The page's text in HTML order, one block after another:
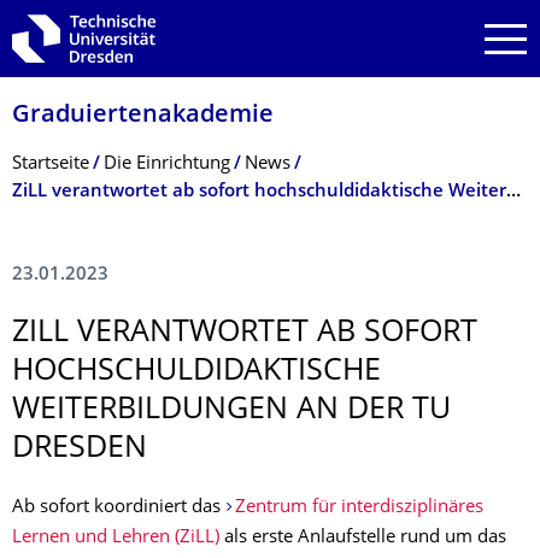
Zur Hauptnavigation springen
Zur Suche springen
Zum Inhalt springen
Graduiertenakade­mie
Breadcrumb-Menü
Startseite Die Einrichtung
News
ZiLL verantwortet ab sofort hochschuldidaktische Weiterbildungen an der TU Dresden
23.01.2023
ZILL VERANTWORTET AB SOFORT
HOCHSCHULDIDAK­TISCHE
WEITERBILDUNGEN AN DER TU
DRESDEN
Ab sofort koordiniert das
Zentrum für interdisziplinäres
Lernen und Lehren (ZiLL) als erste Anlaufstelle rund um das